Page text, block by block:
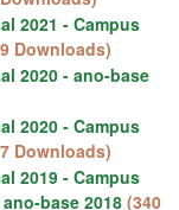
2021 - Campus
Downloads)
2020 - ano-base
2020 - Campus
Downloads)
2019 - Campus
base 2018 (340